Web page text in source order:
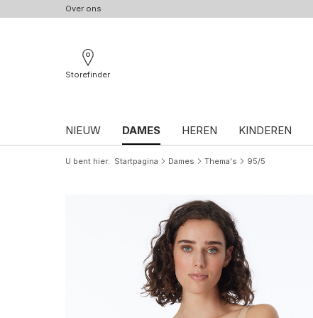
Over ons
Storefinder
NIEUW DAMES HEREN KINDEREN
U bent hier Startpagina Dames Thema's 95/5